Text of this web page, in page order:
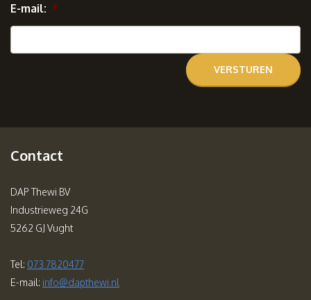
E-mail: *
Contact
DAP Thewi BV
Industrieweg 24G
5262 GJ Vught
Tel: 073 7820477
E-mail: info@dapthewi.nl